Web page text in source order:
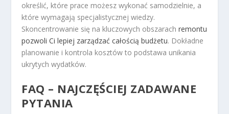
określić, które prace możesz wykonać samodzielnie, a
które wymagają specjalistycznej wiedzy.
Skoncentrowanie się na kluczowych obszarachremontu
pozwoli Ci lepiej zarządzać całością budżetu. Dokładne
planowanie i kontrola kosztów to podstawa unikania
ukrytych wydatków.
FAQ – NAJCZĘŚCIEJ ZADAWANE
PYTANIA